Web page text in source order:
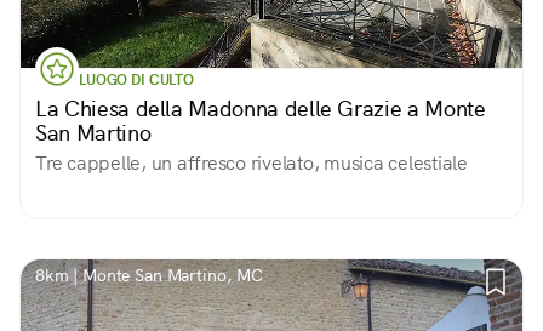
LUOGO DI CULTO
La Chiesa della Madonna delle Grazie a Monte
San Martino
Tre cappelle, un affresco rivelato, musica celestiale
8km | Monte San Martino, MC